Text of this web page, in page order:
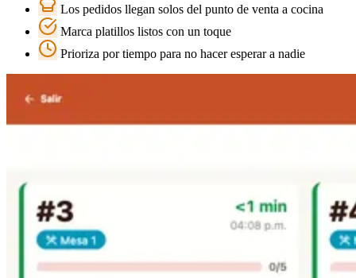
Los pedidos llegan solos del punto de venta a cocina
Marca platillos listos con un toque
Prioriza por tiempo para no hacer esperar a nadie